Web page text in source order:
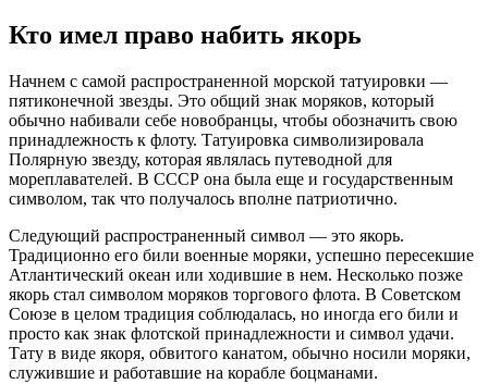
Кто имел право набить якорь
Начнем с самой распространенной морской татуировки —
пятиконечной звезды. Это общий знак моряков, который
обычно набивали себе новобранцы, чтобы обозначить свою
принадлежность к флоту. Татуировка символизировала
Полярную звезду, которая являлась путеводной для
мореплавателей. В СССР она была еще и государственным
символом, так что получалось вполне патриотично.
Следующий распространенный символ — это якорь.
Традиционно его били военные моряки, успешно пересекшие
Атлантический океан или ходившие в нем. Несколько позже
якорь стал символом моряков торгового флота. В Советском
Союзе в целом традиция соблюдалась, но иногда его били и
просто как знак флотской принадлежности и символ удачи.
Тату в виде якоря, обвитого канатом, обычно носили моряки,
служившие и работавшие на корабле боцманами.